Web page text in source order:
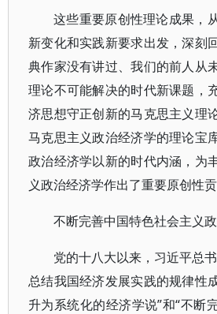
这些重要原创性理论成果，
新变化和实践新要求出发，深刻
典作家没有讲过、我们的前人从
理论不可能解决的时代新课题，
济思想守正创新的马克思主义理
马克思主义政治经济学的理论宝
政治经济学以新的时代内涵，为
义政治经济学作出了重要原创性贡
不断完善中国特色社会主义
党的十八大以来，习近平总
总结我国经济发展实践的规律性
升为系统化的经济学说”和“不断